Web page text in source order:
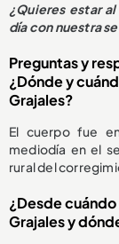
¿Quieres estar
día con nuestra
Preguntas y
¿Dónde y
Grajales?
El cuerpo fue
mediodía en el
rural del
¿Desde
Grajales y